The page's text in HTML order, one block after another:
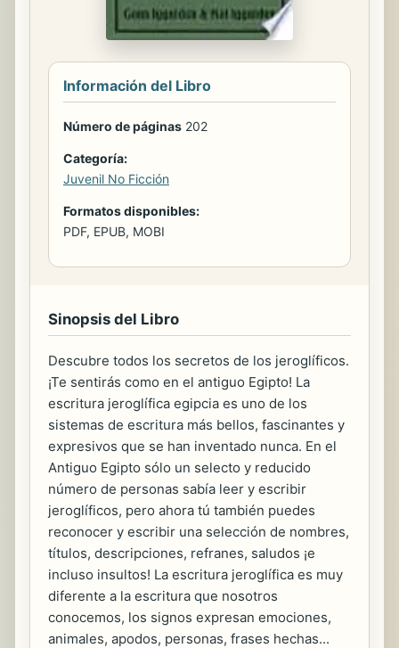
Información del Libro
Número de páginas 202
Categoría:
Juvenil No Ficción
Formatos disponibles:
PDF, EPUB, MOBI
Sinopsis del Libro
Descubre todos los secretos de los jeroglíficos.
¡Te sentirás como en el antiguo Egipto! La
escritura jeroglífica egipcia es uno de los
sistemas de escritura más bellos, fascinantes y
expresivos que se han inventado nunca. En el
Antiguo Egipto sólo un selecto y reducido
número de personas sabía leer y escribir
jeroglíficos, pero ahora tú también puedes
reconocer y escribir una selección de nombres,
títulos, descripciones, refranes, saludos ¡e
incluso insultos! La escritura jeroglífica es muy
diferente a la escritura que nosotros
conocemos, los signos expresan emociones,
animales, apodos, personas, frases hechas...